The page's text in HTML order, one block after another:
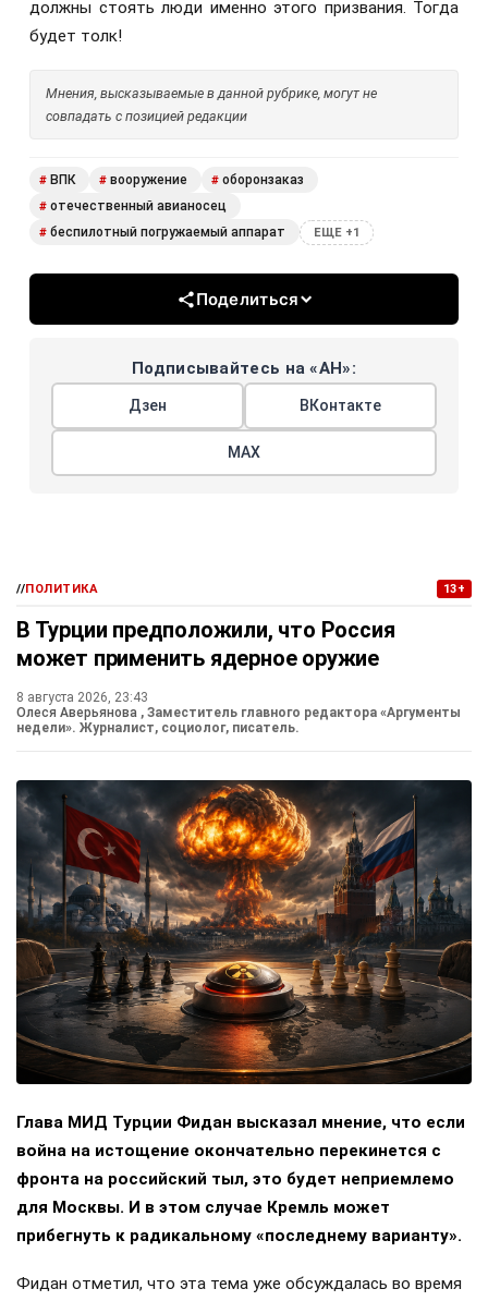
должны стоять люди именно этого призвания. Тогда
будет толк!
Мнения, высказываемые в данной рубрике, могут не
совпадать с позицией редакции
# ВПК # вооружение # оборонзаказ
# отечественный авианосец
# беспилотный погружаемый аппарат ЕЩЕ +1
Поделиться
Подписывайтесь на «АН»:
Дзен ВКонтакте
МАХ
//ПОЛИТИКА 13+
В Турции предположили, что Россия
может применить ядерное оружие
8 августа 2026, 23:43
Олеся Аверьянова , Заместитель главного редактора «Аргументы
недели». Журналист, социолог, писатель.
Глава МИД Турции Фидан высказал мнение, что если
война на истощение окончательно перекинется с
фронта на российский тыл, это будет неприемлемо
для Москвы. И в этом случае Кремль может
прибегнуть к радикальному «последнему варианту».
Фидан отметил, что эта тема уже обсуждалась во время